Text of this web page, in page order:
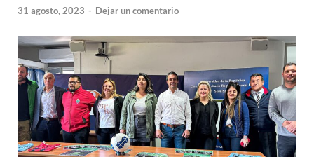
31 agosto, 2023 - Dejar un comentario